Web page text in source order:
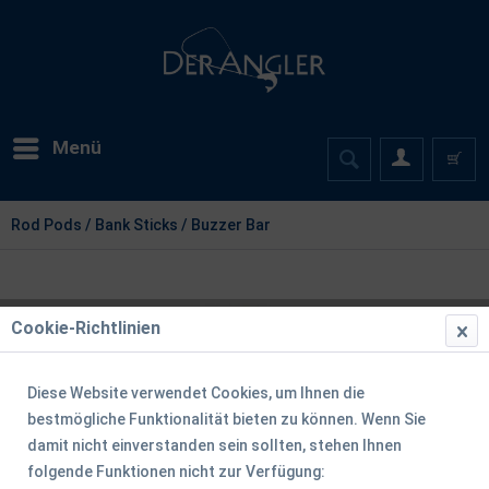
Menü
Rod Pods / Bank Sticks / Buzzer Bar
Cookie-Richtlinien
Diese Website verwendet Cookies, um Ihnen die
bestmögliche Funktionalität bieten zu können. Wenn Sie
damit nicht einverstanden sein sollten, stehen Ihnen
folgende Funktionen nicht zur Verfügung: